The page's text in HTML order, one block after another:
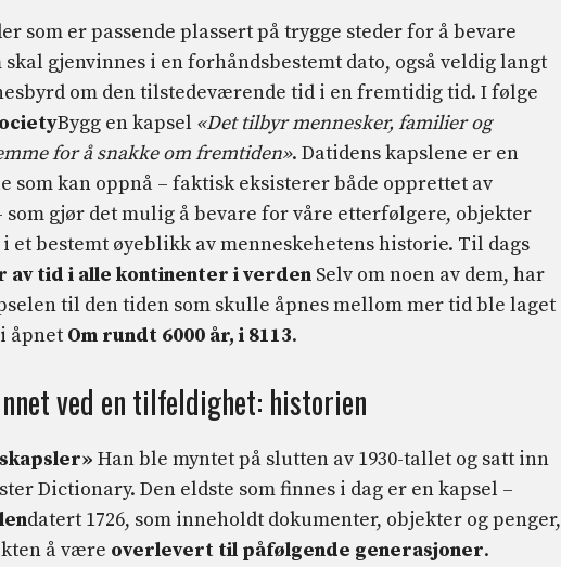
som er passende plassert på trygge steder for å bevare
gjenvinnes i en forhåndsbestemt dato, også veldig langt
om den tilstedeværende tid i en fremtidig tid. I følge
Bygg en kapsel «Det tilbyr mennesker, familier og
for å snakke om fremtiden». Datidens kapslene er en
som kan oppnå – faktisk eksisterer både opprettet av
gjør det mulig å bevare for våre etterfølgere, objekter
bestemt øyeblikk av menneskehetens historie. Til dags
av tid i alle kontinenter i verden Selv om noen av dem, har
til den tiden som skulle åpnes mellom mer tid ble laget
åpnet Om rundt 6000 år, i 8113.
ved en tilfeldighet: historien
Han ble myntet på slutten av 1930-tallet og satt inn
Dictionary. Den eldste som finnes i dag er en kapsel –
datert 1726, som inneholdt dokumenter, objekter og penger,
å være overlevert til påfølgende generasjoner.